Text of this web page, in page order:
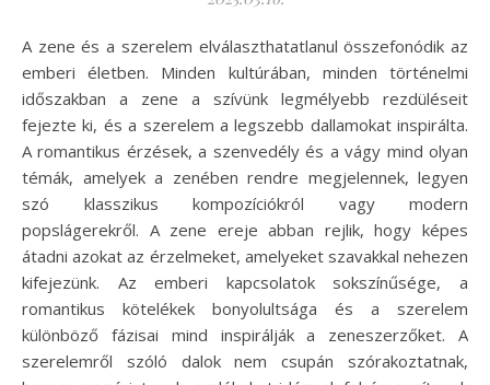
A zene és a szerelem elválaszthatatlanul összefonódik az
emberi életben. Minden kultúrában, minden történelmi
időszakban a zene a szívünk legmélyebb rezdüléseit
fejezte ki, és a szerelem a legszebb dallamokat inspirálta.
A romantikus érzések, a szenvedély és a vágy mind olyan
témák, amelyek a zenében rendre megjelennek, legyen
szó klasszikus kompozíciókról vagy modern
popslágerekről. A zene ereje abban rejlik, hogy képes
átadni azokat az érzelmeket, amelyeket szavakkal nehezen
kifejezünk. Az emberi kapcsolatok sokszínűsége, a
romantikus kötelékek bonyolultsága és a szerelem
különböző fázisai mind inspirálják a zeneszerzőket. A
szerelemről szóló dalok nem csupán szórakoztatnak,